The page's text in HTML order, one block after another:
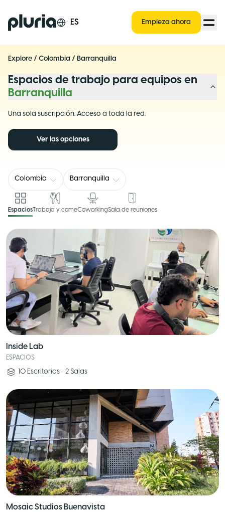
Logo Pluria ES Empieza ahora
Explore / Colombia / Barranquilla
Espacios de trabajo para equipos en
Barranquilla
Una sola suscripción. Acceso a toda la red.
Ver las opciones
Colombia Barranquilla
EspaciosTrabaja y comeCoworkingSala de reuniones
Inside Lab
ESPACIOS
10 Escritorios • 2 Salas
Mosaic Studios Buenavista